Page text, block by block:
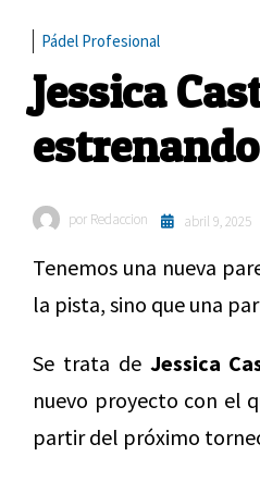
Pádel Profesional
Jessica
por Redaccion abril 9, 2025
Tenemos una nueva
la pista, sino que una
Se trata de Jessica
nuevo proyecto con el
partir del próximo